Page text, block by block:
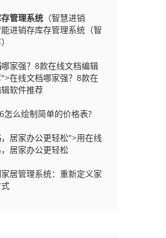
管理系统 （智慧进销
进销存库存管理系统（智
哪家强？8款在线文档编辑
在线文档哪家强？8款在
软件推荐
怎么绘制简单的价格表?
，居家办公更轻松">用在线
居家办公更轻松
居管理系统：重新定义家